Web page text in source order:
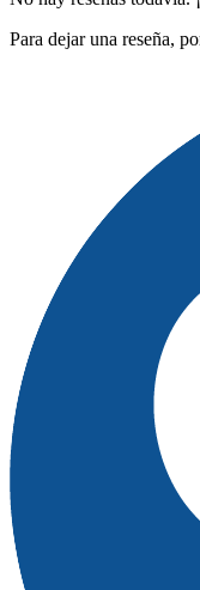
Para dejar una reseña,